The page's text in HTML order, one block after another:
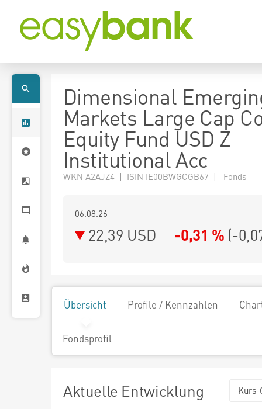
Dimensional
Markets Large Cap
Equity Fund USD Z
Institutional Acc
WKN A2AJZ4 | ISIN IE00BWGCGB67 | Fonds
06.08.26
22,39 USD -0,31 % (-
Übersicht Profile / Kennzahlen
Fondsprofil
Aktuelle Entwicklung Kurs-